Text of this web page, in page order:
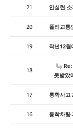
21 안실련
20 폴리교통
19 작년12
18
못받았
17 통학사고
16 통학차량